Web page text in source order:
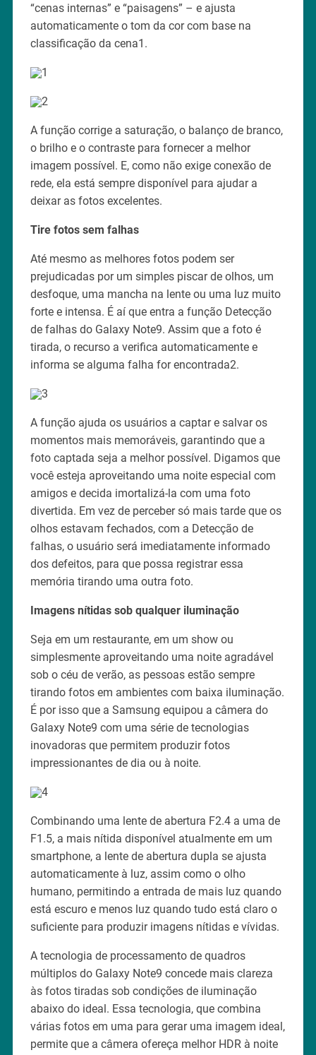
“cenas internas” e “paisagens” – e ajusta
automaticamente o tom da cor com base na
classificação da cena1.
A função corrige a saturação, o balanço de branco,
o brilho e o contraste para fornecer a melhor
imagem possível. E, como não exige conexão de
rede, ela está sempre disponível para ajudar a
deixar as fotos excelentes.
Tire fotos sem falhas
Até mesmo as melhores fotos podem ser
prejudicadas por um simples piscar de olhos, um
desfoque, uma mancha na lente ou uma luz muito
forte e intensa. É aí que entra a função Detecção
de falhas do Galaxy Note9. Assim que a foto é
tirada, o recurso a verifica automaticamente e
informa se alguma falha for encontrada2.
A função ajuda os usuários a captar e salvar os
momentos mais memoráveis, garantindo que a
foto captada seja a melhor possível. Digamos que
você esteja aproveitando uma noite especial com
amigos e decida imortalizá-la com uma foto
divertida. Em vez de perceber só mais tarde que os
olhos estavam fechados, com a Detecção de
falhas, o usuário será imediatamente informado
dos defeitos, para que possa registrar essa
memória tirando uma outra foto.
Imagens nítidas sob qualquer iluminação
Seja em um restaurante, em um show ou
simplesmente aproveitando uma noite agradável
sob o céu de verão, as pessoas estão sempre
tirando fotos em ambientes com baixa iluminação.
É por isso que a Samsung equipou a câmera do
Galaxy Note9 com uma série de tecnologias
inovadoras que permitem produzir fotos
impressionantes de dia ou à noite.
Combinando uma lente de abertura F2.4 a uma de
F1.5, a mais nítida disponível atualmente em um
smartphone, a lente de abertura dupla se ajusta
automaticamente à luz, assim como o olho
humano, permitindo a entrada de mais luz quando
está escuro e menos luz quando tudo está claro o
suficiente para produzir imagens nítidas e vívidas.
A tecnologia de processamento de quadros
múltiplos do Galaxy Note9 concede mais clareza
às fotos tiradas sob condições de iluminação
abaixo do ideal. Essa tecnologia, que combina
várias fotos em uma para gerar uma imagem ideal,
permite que a câmera ofereça melhor HDR à noite